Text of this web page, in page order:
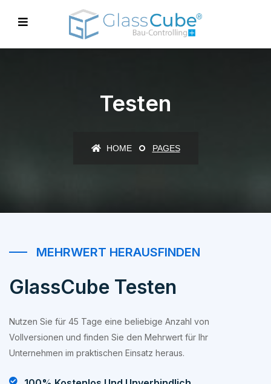
Testen
HOME PAGES
MEHRWERT HERAUSFINDEN
GlassCube Testen
Nutzen Sie für 45 Tage eine beliebige Anzahl von
Vollversionen und finden Sie den Mehrwert für Ihr
Unternehmen im praktischen Einsatz heraus.